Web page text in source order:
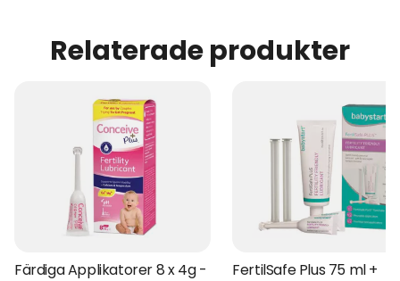
Relaterade produkter
Färdiga Applikatorer 8 x 4g -
FertilSafe Plus 75 ml +